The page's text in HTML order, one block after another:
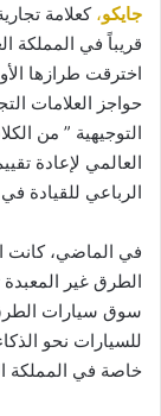
جايكو، كعلامة
قريباً في المملكة
حواجز العلامات
التوجيهية ” من
العالمي لإعادة
الرباعي للقيادة
في الماضي، كانت
الطرق غير
سوق سيارات
للسيارات نحو
خاصة في المملكة